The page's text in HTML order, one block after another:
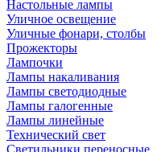
Настольные лампы
Уличное освещение
Уличные фонари, столбы
Прожекторы
Лампочки
Лампы накаливания
Лампы светодиодные
Лампы галогенные
Лампы линейные
Технический свет
Светильники переносные